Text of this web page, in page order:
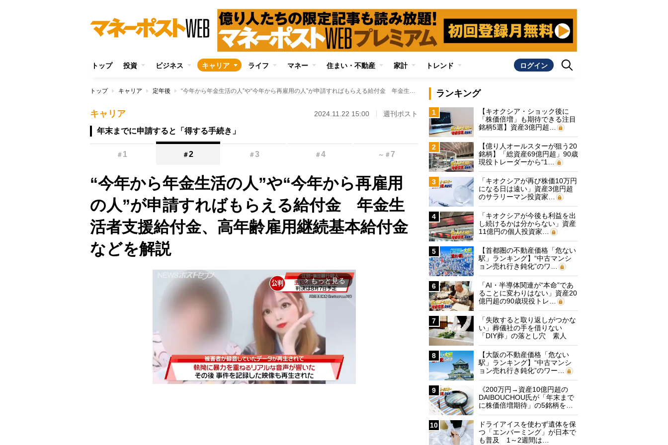
トップ 投資 ビジネス キャリア ライフ マネー 住まい・不動産 家計 トレンド ログイン
トップ キャリア 定年後 “今年から年金生活の人”や“今年から再雇用の人”が申請すればもらえる給付金 年金生活者支援給付金、高年齢雇用継続基本給付金などを解説
キャリア 2024.11.22 15:00 週刊ポスト
年末までに申請すると「得する手続き」
＃ 1 ＃2 ＃3 ＃4 ～ ＃7
“今年から年金生活の人”や“今年から再雇用
の人”が申請すればもらえる給付金 年金生
活者支援給付金、高年齢雇用継続基本給付金
などを解説
arrow_forward_ios もっと見る
ランキング
1
【キオクシア・ショック後に
「株価倍増」も期待できる注目
銘柄5選】資産3億円超…
2
【億り人オールスターが狙う20
銘柄】「総資産69億円超」90歳
現役トレーダーから“1…
3
「キオクシアが再び株価10万円
になる日は遠い」資産3億円超
のサラリーマン投資家…
4
「キオクシアが今後も利益を出
し続けるかは分からない」資産
11億円の個人投資家…
5
【首都圏の不動産価格「危ない
駅」ランキング】“中古マンシ
ョン売れ行き鈍化”のワ…
6
「AI・半導体関連が“本命”であ
ることに変わりはない」資産20
億円超の90歳現役トレ…
7
「失敗すると取り返しがつかな
い」葬儀社の手を借りない
「DIY葬」の落とし穴 素人
に…
8
【大阪の不動産価格「危ない
駅」ランキング】“中古マンシ
ョン売れ行き鈍化”のワー…
9
《200万円→資産10億円超の
DAIBOUCHOU氏が「年末まで
に株価倍増期待」の5銘柄を…
10
ドライアイスを使わず遺体を保
つ「エンバーミング」が日本で
も普及 1～2週間は…